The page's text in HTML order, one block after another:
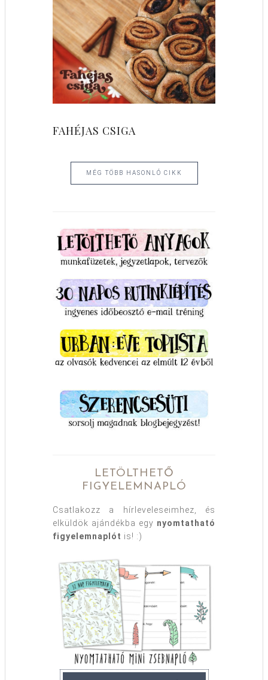
FAHÉJAS CSIGA
MÉG TÖBB HASONLÓ CIKK
LETÖLTHETŐ
FIGYELEMNAPLÓ
Csatlakozz a hírleveleseimhez, és
elküldök ajándékba egy nyomtatható
figyelemnaplót is! :)